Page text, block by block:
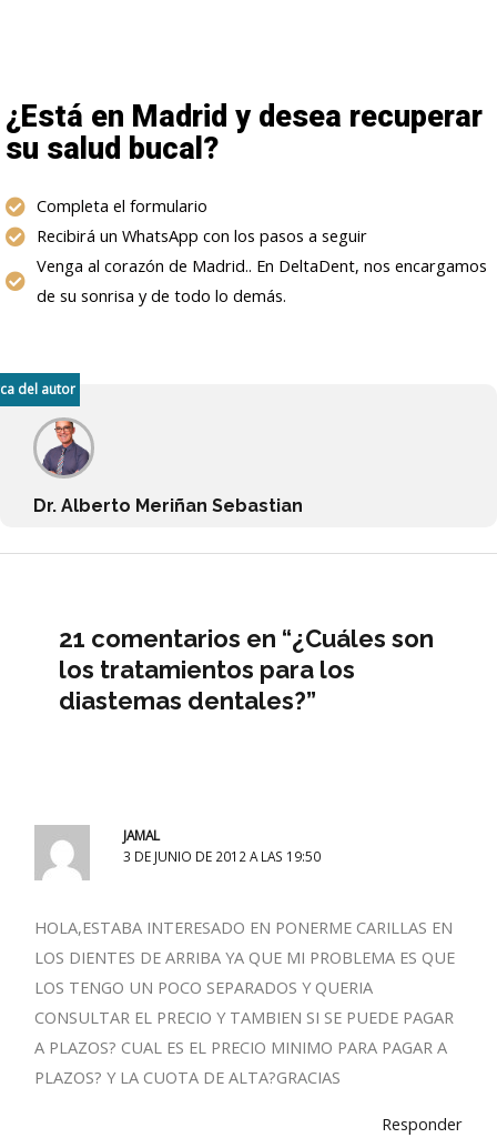
¿Está en Madrid y desea recuperar
su salud bucal?
Completa el formulario
Recibirá un WhatsApp con los pasos a seguir
Venga al corazón de Madrid.. En DeltaDent, nos encargamos
de su sonrisa y de todo lo demás.
del autor
Dr. Alberto Meriñan Sebastian
21 comentarios en “¿Cuáles son
los tratamientos para los
diastemas dentales?”
JAMAL
3 DE JUNIO DE 2012 A LAS 19:50
HOLA,ESTABA INTERESADO EN PONERME CARILLAS EN
LOS DIENTES DE ARRIBA YA QUE MI PROBLEMA ES QUE
LOS TENGO UN POCO SEPARADOS Y QUERIA
CONSULTAR EL PRECIO Y TAMBIEN SI SE PUEDE PAGAR
A PLAZOS? CUAL ES EL PRECIO MINIMO PARA PAGAR A
PLAZOS? Y LA CUOTA DE ALTA?GRACIAS
Responder